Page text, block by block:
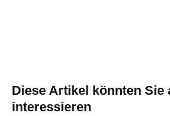
Diese Artikel könnten Sie
interessieren
HN – Gymnasiumstraße 35
74072 Heilbronn